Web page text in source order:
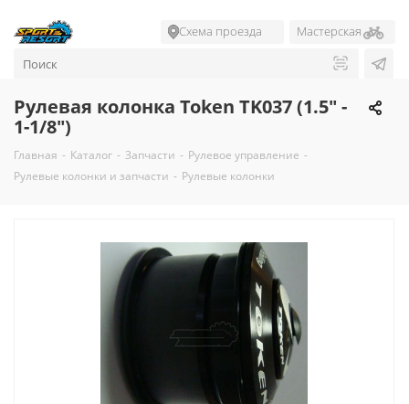
Схема проезда Мастерская
Рулевая колонка Token TK037 (1.5" -
1-1/8")
Главная - Каталог - Запчасти - Рулевое управление -
Рулевые колонки и запчасти - Рулевые колонки